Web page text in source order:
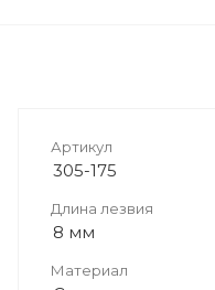
Артикул
305-175
Длина лезвия
8 мм
Материал